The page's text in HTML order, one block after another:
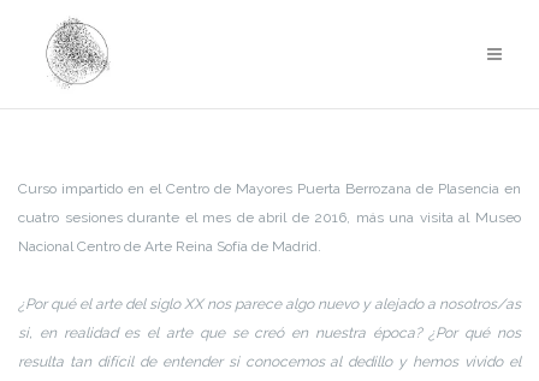
contenido
Curso impartido en el Centro de Mayores Puerta Berrozana de Plasencia en
cuatro sesiones durante el mes de abril de 2016, más una visita al Museo
Nacional Centro de Arte Reina Sofía de Madrid.
¿Por qué el arte del siglo XX nos parece algo nuevo y alejado a nosotros/as
si, en realidad es el arte que se creó en nuestra época?¿Por qué nos
resulta tan difícil de entender si conocemos al dedillo y hemos vivido el